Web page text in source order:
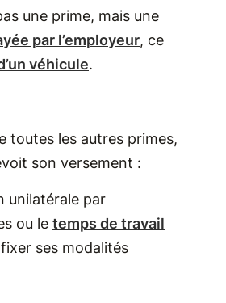
une prime, mais une
par l’employeur, ce
véhicule.
toutes les autres primes,
son versement :
unilatérale par
ou le temps de travail
ses modalités